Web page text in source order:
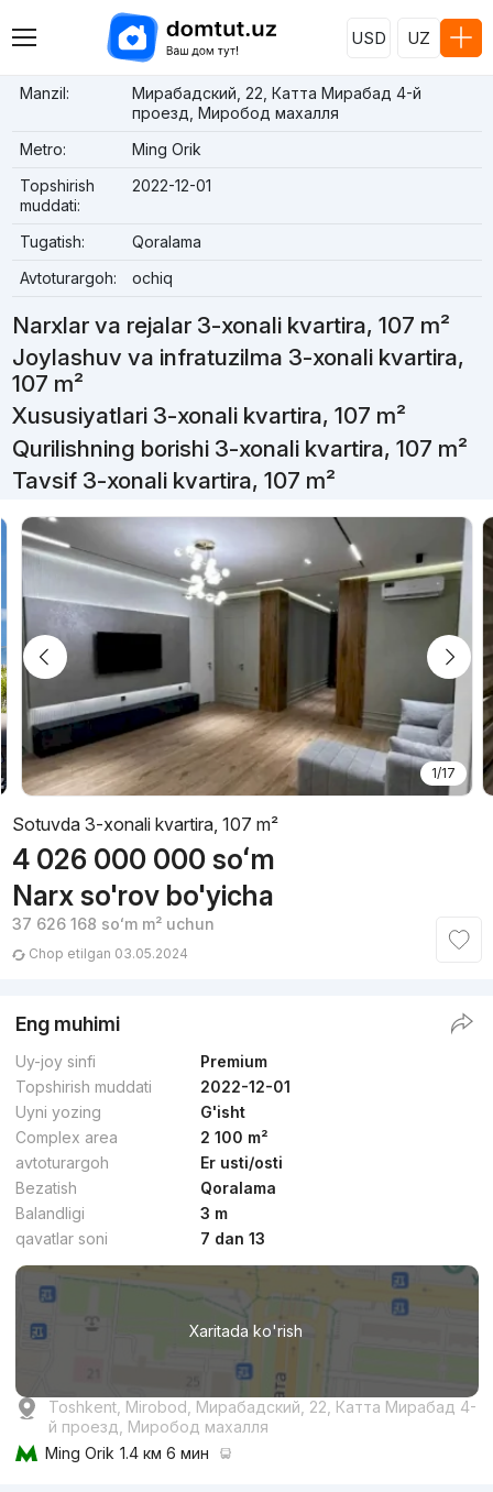
USD UZ
Manzil:
Мирабадский, 22, Катта Мирабад 4-й
проезд, Миробод махалля
Metro:
Ming Orik
Topshirish
muddati:
2022-12-01
Tugatish:
Qoralama
Avtoturargoh:
ochiq
Narxlar va rejalar 3-xonali kvartira, 107 m²
Joylashuv va infratuzilma 3-xonali kvartira,
107 m²
Xususiyatlari 3-xonali kvartira, 107 m²
Qurilishning borishi 3-xonali kvartira, 107 m²
Tavsif 3-xonali kvartira, 107 m²
1/17
Sotuvda 3-xonali kvartira, 107 m²
4 026 000 000 soʻm
Narx so'rov bo'yicha
37 626 168 soʻmm² uchun
Chop etilgan 03.05.2024
Eng muhimi
Uy-joy sinfi
Premium
Topshirish muddati
2022-12-01
Uyni yozing
G'isht
Complex area
2 100 m²
avtoturargoh
Er usti/osti
Bezatish
Qoralama
Balandligi
3 m
qavatlar soni
7 dan 13
Xaritada ko'rish
Toshkent, Mirobod, Мирабадский, 22, Катта Мирабад 4-
й проезд, Миробод махалля
Ming Orik 1.4 км 6 мин